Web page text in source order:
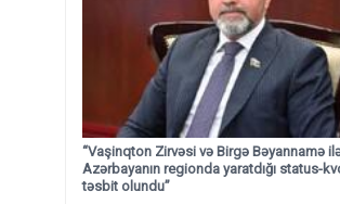
“Vaşinqton Zirvəsi və Birgə Bəyannamə
Azərbayanın regionda yaratdığı status-
təsbit olundu”